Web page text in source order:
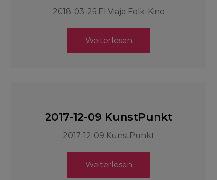
2018-03-26 El Viaje Folk-Kino
Weiterlesen
2017-12-09 KunstPunkt
2017-12-09 KunstPunkt
Weiterlesen